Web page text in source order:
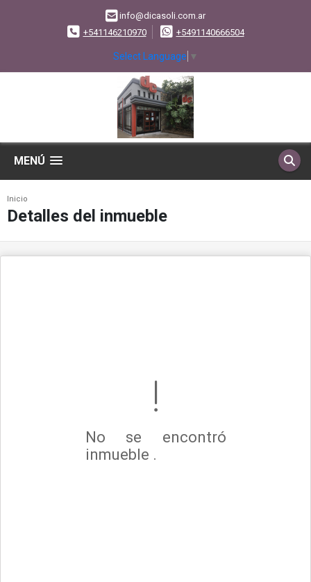
info@dicasoli.com.ar
+541146210970
+5491140666504
Select Language ▼
MENÚ
Inicio
Detalles del inmueble
No se encontró
inmueble .